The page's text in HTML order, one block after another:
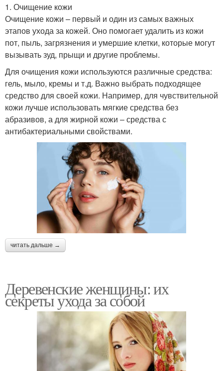
1. Очищение кожи
Очищение кожи – первый и один из самых важных
этапов ухода за кожей. Оно помогает удалить из кожи
пот, пыль, загрязнения и умершие клетки, которые могут
вызывать зуд, прыщи и другие проблемы.
Для очищения кожи используются различные средства:
гель, мыло, кремы и т.д. Важно выбрать подходящее
средство для своей кожи. Например, для чувствительной
кожи лучше использовать мягкие средства без
абразивов, а для жирной кожи – средства с
антибактериальными свойствами.
читать дальше →
Деревенские женщины: их
секреты ухода за собой